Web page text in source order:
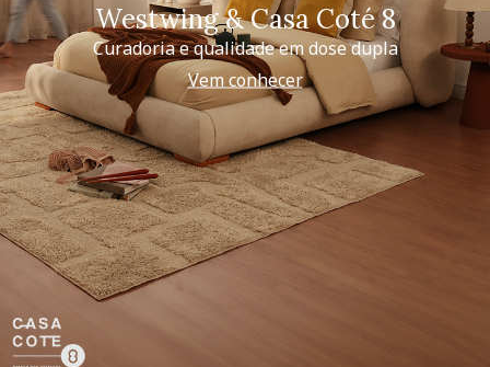
Westwing & Casa Coté 8
Curadoria e qualidade em dose dupla
Vem conhecer